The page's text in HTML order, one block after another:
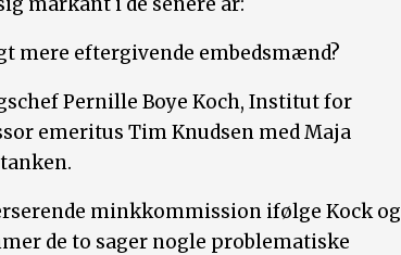
mere eftergivende embedsmænd?
Pernille Boye Koch, Institut for
emeritus Tim Knudsen med Maja
minkkommission ifølge Kock og
de to sager nogle problematiske